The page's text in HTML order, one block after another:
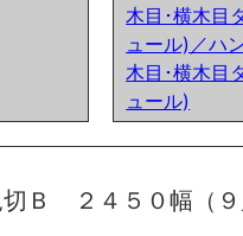
木目･横木目
ュール)／ハ
木目･横木目
ュール)
２４５０幅（９